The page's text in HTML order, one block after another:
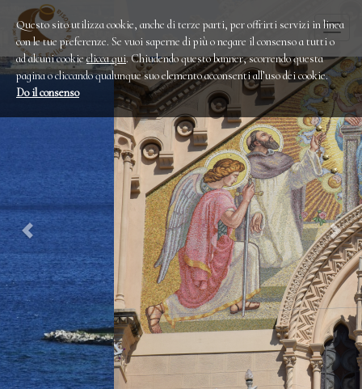
Questo sito utilizza cookie, anche di terze parti, per offrirti servizi in linea
con le tue preferenze. Se vuoi saperne di più o negare il consenso a tutti o
ad alcuni cookieclicca qui. Chiudendo questo banner, scorrendo questa
pagina o cliccando qualunque suo elemento acconsenti all’uso dei cookie.
Do il consenso